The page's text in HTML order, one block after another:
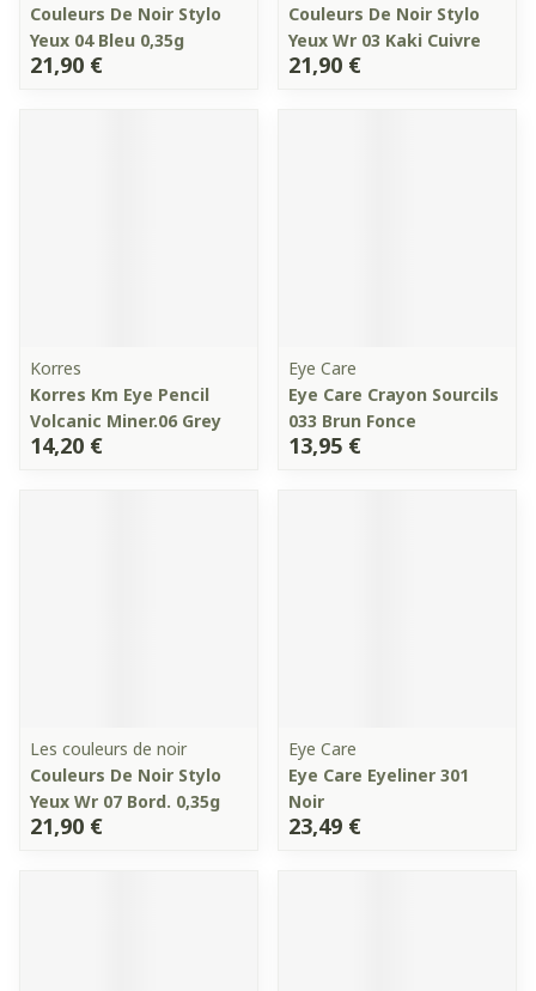
Couleurs De Noir Stylo
Yeux 04 Bleu 0,35g
21,90 €
Couleurs De Noir Stylo
Yeux Wr 03 Kaki Cuivre
21,90 €
Korres
Korres Km Eye Pencil
Volcanic Miner.06 Grey
14,20 €
Eye Care
Eye Care Crayon Sourcils
033 Brun Fonce
13,95 €
Les couleurs de noir
Couleurs De Noir Stylo
Yeux Wr 07 Bord. 0,35g
21,90 €
Eye Care
Eye Care Eyeliner 301
Noir
23,49 €